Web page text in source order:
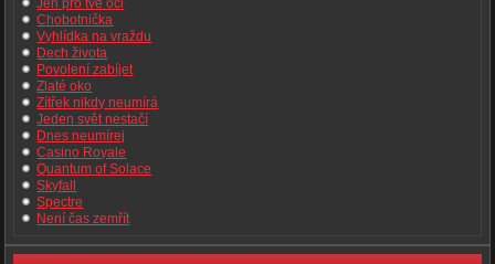
Jen pro tvé oči
Chobotnička
Vyhlídka na vraždu
Dech života
Povolení zabíjet
Zlaté oko
Zítřek nikdy neumírá
Jeden svět nestačí
Dnes neumírej
Casino Royale
Quantum of Solace
Skyfall
Spectre
Není čas zemřít